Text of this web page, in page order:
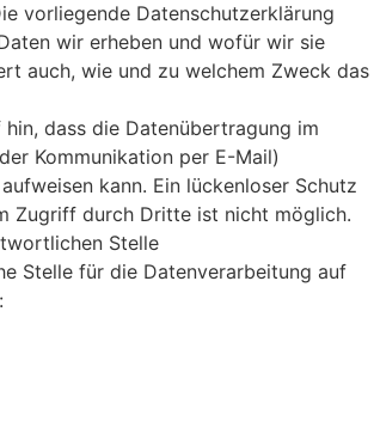
vorliegende Datenschutzerklärung
wir erheben und wofür wir sie
auch, wie und zu welchem Zweck das
dass die Datenübertragung im
Kommunikation per E-Mail)
kann. Ein lückenloser Schutz
Zugriff durch Dritte ist nicht möglich.
Stelle
Stelle für die Datenverarbeitung auf